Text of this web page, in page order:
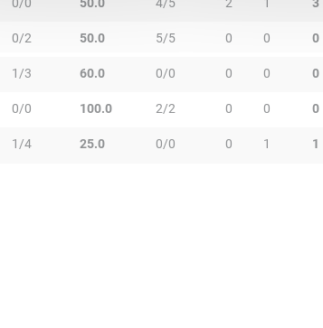
0/2 50.0 5/5 0 0 0
1/3 60.0 0/0 0 0 0
0/0 100.0 2/2 0 0 0
1/4 25.0 0/0 0 1 1